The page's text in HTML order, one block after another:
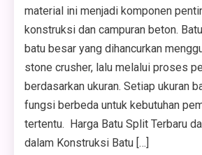
material ini menjadi komponen
konstruksi dan campuran beton.
batu besar yang dihancurkan
stone crusher, lalu melalui proses
berdasarkan ukuran. Setiap ukuran
fungsi berbeda untuk kebutuhan
tertentu. Harga Batu Split Terbaru
dalam Konstruksi Batu […]